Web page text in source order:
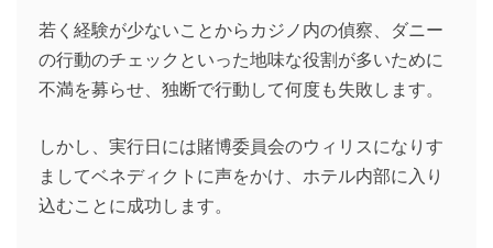
若く経験が少ないことからカジノ内の偵察、ダニー
の行動のチェックといった地味な役割が多いために
不満を募らせ、独断で行動して何度も失敗します。
しかし、実行日には賭博委員会のウィリスになりす
ましてベネディクトに声をかけ、ホテル内部に入り
込むことに成功します。